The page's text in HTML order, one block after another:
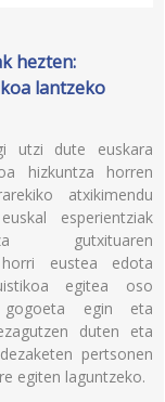
hezten:
lantzeko
utzi dute euskara
hizkuntza horren
atxikimendu
esperientziak
gutxituaren
horri eustea edota
egitea oso
gogoeta egin eta
duten eta
pertsonen
egiten laguntzeko.